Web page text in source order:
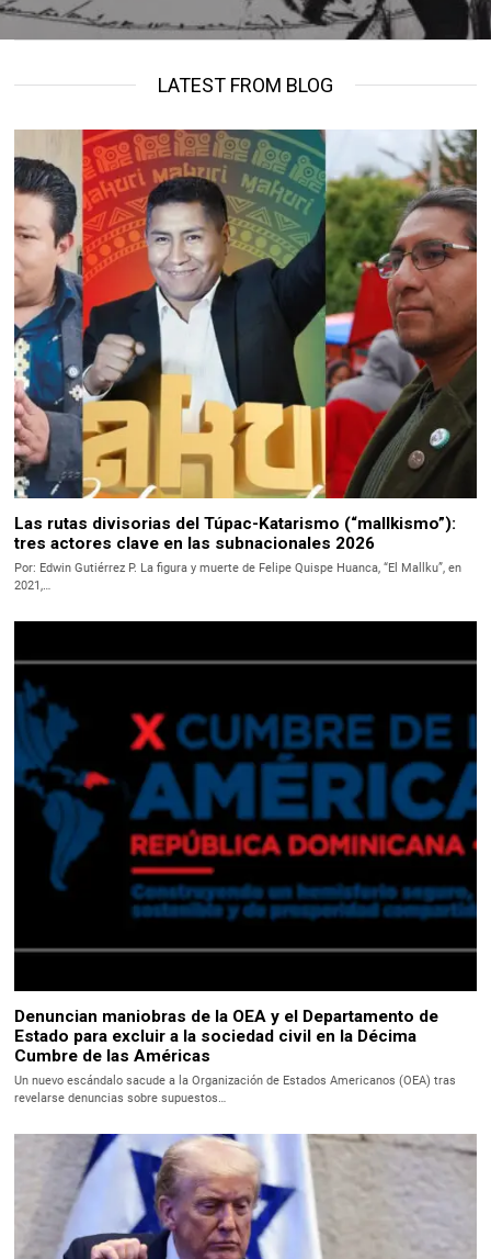
LATEST FROM BLOG
Las rutas divisorias del Túpac-Katarismo (“mallkismo”):
tres actores clave en las subnacionales 2026
Por: Edwin Gutiérrez P. La figura y muerte de Felipe Quispe Huanca, “El Mallku”, en
2021,…
Denuncian maniobras de la OEA y el Departamento de
Estado para excluir a la sociedad civil en la Décima
Cumbre de las Américas
Un nuevo escándalo sacude a la Organización de Estados Americanos (OEA) tras
revelarse denuncias sobre supuestos…